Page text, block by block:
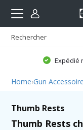
Expédié
Home›Gun
Thumb Rests
Thumb Rests